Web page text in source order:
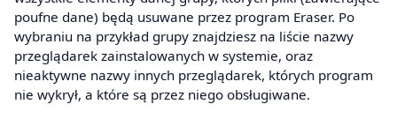
poufne dane) będą usuwane przez program Eraser. Po
wybraniu na przykład grupy znajdziesz na liście nazwy
przeglądarek zainstalowanych w systemie, oraz
nieaktywne nazwy innych przeglądarek, których program
nie wykrył, a które są przez niego obsługiwane.